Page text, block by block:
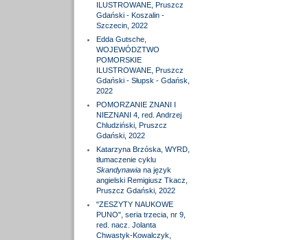
ILUSTROWANE, Pruszcz
Gdański - Koszalin -
Szczecin, 2022
Edda Gutsche,
WOJEWÓDZTWO
POMORSKIE
ILUSTROWANE, Pruszcz
Gdański - Słupsk - Gdańsk,
2022
POMORZANIE ZNANI I
NIEZNANI 4, red. Andrzej
Chludziński, Pruszcz
Gdański, 2022
Katarzyna Brzóska, WYRD,
tłumaczenie cyklu
Skandynawiana język
angielski Remigiusz Tkacz,
Pruszcz Gdański, 2022
"ZESZYTY NAUKOWE
PUNO", seria trzecia, nr 9,
red. nacz. Jolanta
Chwastyk-Kowalczyk,